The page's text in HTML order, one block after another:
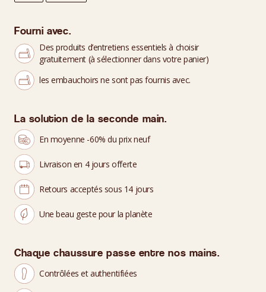
Fourni avec.
Des produits d’entretiens essentiels à choisir
gratuitement (à sélectionner dans votre panier)
les embauchoirs ne sont pas fournis avec.
La solution de la seconde main.
En moyenne -60% du prix neuf
Livraison en 4 jours offerte
Retours acceptés sous 14 jours
Une beau geste pour la planète
Chaque chaussure passe entre nos mains.
Contrôlées et authentifiées